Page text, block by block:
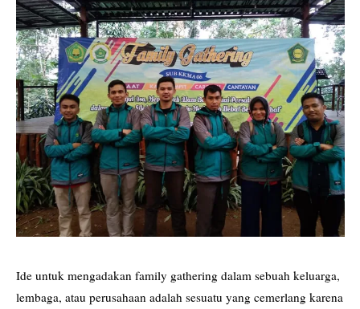
Ide untuk mengadakan family gathering dalam sebuah keluarga,
lembaga, atau perusahaan adalah sesuatu yang cemerlang karena